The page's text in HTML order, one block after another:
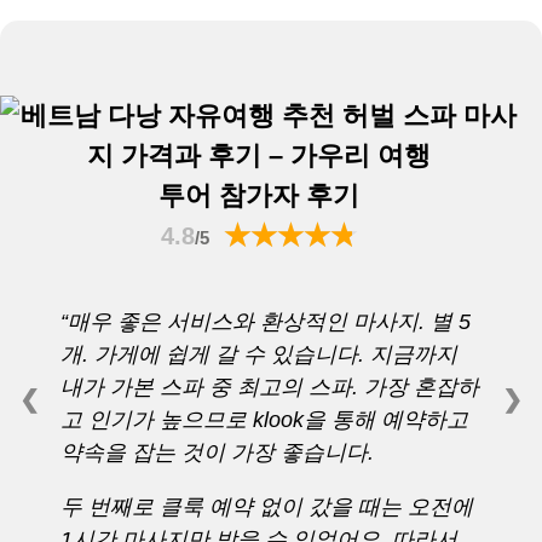
투어 참가자 후기
4.8/5
“매우 좋은 서비스와 환상적인 마사지. 별 5
개. 가게에 쉽게 갈 수 있습니다. 지금까지
내가 가본 스파 중 최고의 스파. 가장 혼잡하
고 인기가 높으므로 klook을 통해 예약하고
약속을 잡는 것이 가장 좋습니다.
두 번째로 클룩 예약 없이 갔을 때는 오전에
❮ ❯